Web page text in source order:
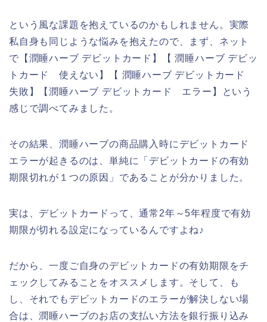
という風な課題を抱えているのかもしれません。実際
私自身も同じような悩みを抱えたので、まず、ネット
で【潤睡ハーブ デビットカード】【 潤睡ハーブ デビッ
トカード 使えない】【 潤睡ハーブ デビットカード
失敗】【潤睡ハーブ デビットカード エラー】という
感じで調べてみました。
その結果、潤睡ハーブの商品購入時にデビットカード
エラーが起きるのは、単純に「デビットカードの有効
期限切れが１つの原因」であることが分かりました。
実は、デビットカードって、通常2年～5年程度で有効
期限が切れる設定になっているんですよね♪
だから、一度ご自身のデビットカードの有効期限をチ
ェックしてみることをオススメします。そして、も
し、それでもデビットカードのエラーが解決しない場
合は、潤睡ハーブのお店の支払い方法を銀行振り込み